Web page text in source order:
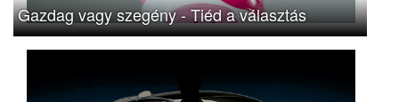
Gazdag vagy szegény - Tiéd a választás